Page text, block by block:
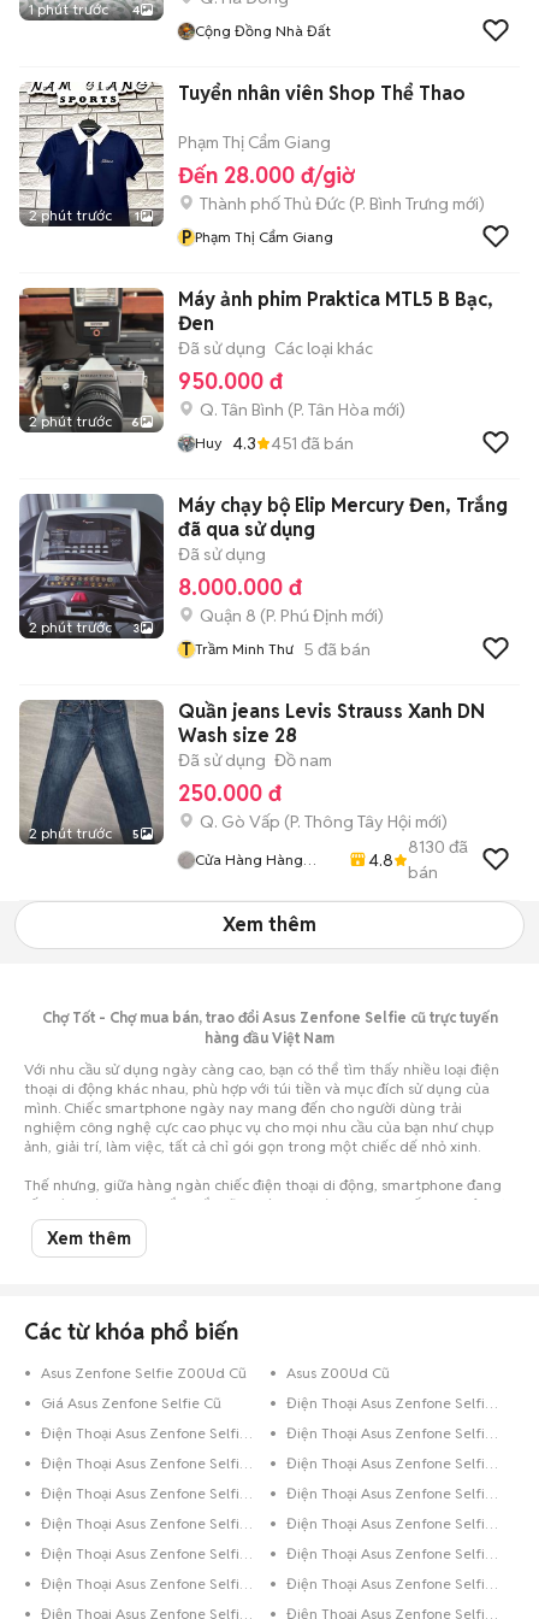
1 phút trước 4
Cộng Đồng Nhà Đất
2 phút trước 1
Tuyển nhân viên Shop Thể Thao
Phạm Thị Cẩm Giang
Đến 28.000 đ/giờ
Thành phố Thủ Đức (P. Bình Trưng mới)
P Phạm Thị Cẩm Giang
2 phút trước 6
Máy ảnh phim Praktica MTL5 B Bạc,
Đen
Đã sử dụng Các loại khác
950.000 đ
Q. Tân Bình (P. Tân Hòa mới)
Huy 4.3 451 đã bán
2 phút trước 3
Máy chạy bộ Elip Mercury Đen, Trắng
đã qua sử dụng
Đã sử dụng
8.000.000 đ
Quận 8 (P. Phú Định mới)
T Trầm Minh Thư 5 đã bán
2 phút trước 5
Quần jeans Levis Strauss Xanh DN
Wash size 28
Đã sử dụng Đồ nam
250.000 đ
Q. Gò Vấp (P. Thông Tây Hội mới)
Cửa Hàng Hàng
4.8
8130 đã
bán
Xem thêm
Chợ Tốt - Chợ mua bán, trao đổi Asus Zenfone Selfie cũ trực tuyến
hàng đầu Việt Nam
Với nhu cầu sử dụng ngày càng cao, bạn có thể tìm thấy nhiều loại điện
thoại di động khác nhau, phù hợp với túi tiền và mục đích sử dụng của
mình. Chiếc smartphone ngày nay mang đến cho người dùng trải
nghiệm công nghệ cực cao phục vụ cho mọi nhu cầu của bạn như chụp
ảnh, giải trí, làm việc, tất cả chỉ gói gọn trong một chiếc dế nhỏ xinh.
Thế nhưng, giữa hàng ngàn chiếc điện thoại di động, smartphone đang
rất thịnh hành, bạn chắc chắn sẽ vô cùng choáng ngợp, khiến cho việc lựa
chọn trở nên vô cùng khó khăn. Nhất là khi hầu bao eo hẹp thì việc cân
nhắc nên mua điện thoại cũ hay mới, mua của hãng điện thoại nào... lại
càng khó giải quyết.
Asus Zenfone Selfie cũ với giá siêu tiết kiệm tại Hà Nội nhưng vẫn đảm
bảo chất lượng. Trường hợp bạn đang sở hữu chiếc điện thoại Asus cũ đã
qua sử dụng và muốn bán, hãy chụp hình lại và đăng tin rao bán ngay
trên Chợ Tốt.
Chúc các bạn có trải nghiệm mua bán điện thoại cũtuyệt vời trên Chợ
Tốt.
Xem thêm
Các từ khóa phổ biến
Asus Zenfone Selfie Z00Ud Cũ
Asus Z00Ud Cũ
Giá Asus Zenfone Selfie Cũ
Điện Thoại Asus Zenfone Selfie Trắng
Điện Thoại Asus Zenfone Selfie Đen
Điện Thoại Asus Zenfone Selfie 8GB Xanh Dương
Điện Thoại Asus Zenfone Selfie 8GB Đen
Điện Thoại Asus Zenfone Selfie 64GB Xanh Dương
Điện Thoại Asus Zenfone Selfie 64GB Vàng
Điện Thoại Asus Zenfone Selfie 64GB Trắng
Điện Thoại Asus Zenfone Selfie 64GB Hồng
Điện Thoại Asus Zenfone Selfie 64GB Đen
Điện Thoại Asus Zenfone Selfie 32GB Xanh Lá
Điện Thoại Asus Zenfone Selfie 32GB Xanh Dương
Điện Thoại Asus Zenfone Selfie 32GB Xám
Điện Thoại Asus Zenfone Selfie 32GB Vàng
Điện Thoại Asus Zenfone Selfie 32GB Trắng
Điện Thoại Asus Zenfone Selfie 32GB Hồng